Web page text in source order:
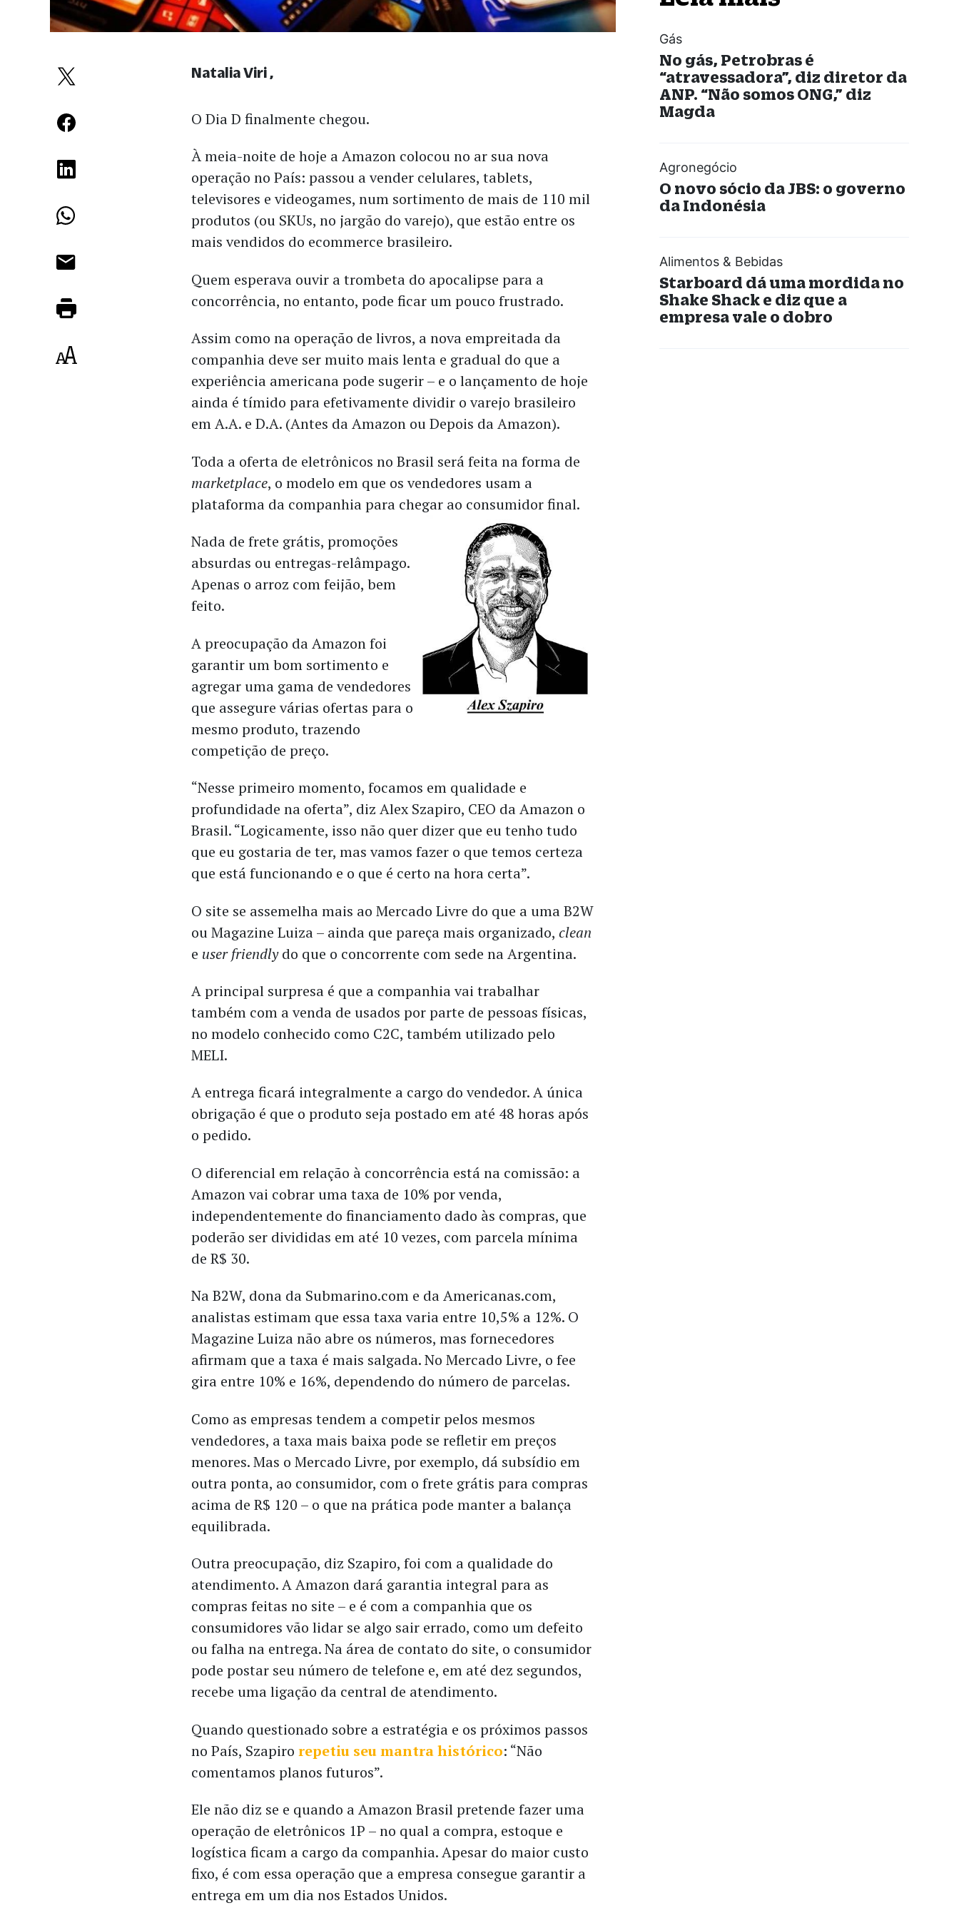
O Dia D finalmente chegou.
À meia-noite de hoje a Amazon colocou no ar sua nova
operação no País: passou a vender celulares, tablets,
televisores e videogames, num sortimento de mais de 110 mil
produtos (ou SKUs, no jargão do varejo), que estão entre os
mais vendidos do ecommerce brasileiro.
Quem esperava ouvir a trombeta do apocalipse para a
concorrência, no entanto, pode ficar um pouco frustrado.
Assim como na operação de livros, a nova empreitada da
companhia deve ser muito mais lenta e gradual do que a
experiência americana pode sugerir – e o lançamento de hoje
ainda é tímido para efetivamente dividir o varejo brasileiro
em A.A. e D.A. (Antes da Amazon ou Depois da Amazon).
Toda a oferta de eletrônicos no Brasil será feita na forma de
marketplace, o modelo em que os vendedores usam a
plataforma da companhia para chegar ao consumidor final.
Nada de frete grátis, promoções
absurdas ou entregas-relâmpago.
Apenas o arroz com feijão, bem
feito.
A preocupação da Amazon foi
garantir um bom sortimento e
agregar uma gama de vendedores
que assegure várias ofertas para o
mesmo produto, trazendo
competição de preço.
“Nesse primeiro momento, focamos em qualidade e
profundidade na oferta”, diz Alex Szapiro, CEO da Amazon o
Brasil. “Logicamente, isso não quer dizer que eu tenho tudo
que eu gostaria de ter, mas vamos fazer o que temos certeza
que está funcionando e o que é certo na hora certa”.
O site se assemelha mais ao Mercado Livre do que a uma B2W
ou Magazine Luiza – ainda que pareça mais organizado,clean
e user friendlydo que o concorrente com sede na Argentina.
A principal surpresa é que a companhia vai trabalhar
também com a venda de usados por parte de pessoas físicas,
no modelo conhecido como C2C, também utilizado pelo
MELI.
A entrega ficará integralmente a cargo do vendedor. A única
obrigação é que o produto seja postado em até 48 horas após
o pedido.
O diferencial em relação à concorrência está na comissão: a
Amazon vai cobrar uma taxa de 10% por venda,
independentemente do financiamento dado às compras, que
poderão ser divididas em até 10 vezes, com parcela mínima
de R$ 30.
Na B2W, dona da Submarino.com e da Americanas.com,
analistas estimam que essa taxa varia entre 10,5% a 12%. O
Magazine Luiza não abre os números, mas fornecedores
afirmam que a taxa é mais salgada. No Mercado Livre, o fee
gira entre 10% e 16%, dependendo do número de parcelas.
Como as empresas tendem a competir pelos mesmos
vendedores, a taxa mais baixa pode se refletir em preços
menores. Mas o Mercado Livre, por exemplo, dá subsídio em
outra ponta, ao consumidor, com o frete grátis para compras
acima de R$ 120 – o que na prática pode manter a balança
equilibrada.
Outra preocupação, diz Szapiro, foi com a qualidade do
atendimento. A Amazon dará garantia integral para as
compras feitas no site – e é com a companhia que os
consumidores vão lidar se algo sair errado, como um defeito
ou falha na entrega. Na área de contato do site, o consumidor
pode postar seu número de telefone e, em até dez segundos,
recebe uma ligação da central de atendimento.
Quando questionado sobre a estratégia e os próximos passos
no País, Szapirorepetiu seu mantra histórico: “Não
comentamos planos futuros”.
Ele não diz se e quando a Amazon Brasil pretende fazer uma
operação de eletrônicos 1P – no qual a compra, estoque e
logística ficam a cargo da companhia. Apesar do maior custo
fixo, é com essa operação que a empresa consegue garantir a
entrega em um dia nos Estados Unidos.
Natalia Viri
Gás
No gás, Petrobras é
“atravessadora”, diz diretor da
ANP. “Não somos ONG,” diz
Magda
Agronegócio
O novo sócio da JBS: o governo
da Indonésia
Alimentos & Bebidas
Starboard dá uma mordida no
Shake Shack e diz que a
empresa vale o dobro